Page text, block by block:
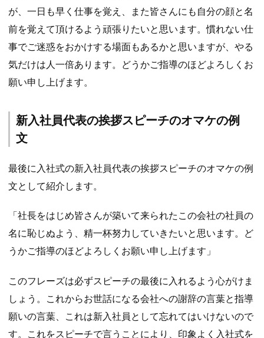
が、一日も早く仕事を覚え、また皆さんにも自分の顔と名
前を覚えて頂けるよう頑張りたいと思います。慣れない仕
事でご迷惑をおかけする場面もあるかと思いますが、やる
気だけは人一倍あります。どうかご指導のほどよろしくお
願い申し上げます。
新入社員代表の挨拶スピーチのオマケの例
文
最後に入社式の新入社員代表の挨拶スピーチのオマケの例
文として紹介します。
「社長をはじめ皆さんが築いて来られたこの会社の社員の
名に恥じぬよう、精一杯努力していきたいと思います。ど
うかご指導のほどよろしくお願い申し上げます」
このフレーズは必ずスピーチの最後に入れるよう心がけま
しょう。これからお世話になる会社への謝辞の言葉と指導
願いの言葉、これは新入社員として忘れてはいけないので
す。これをスピーチで言うことにより、印象よく入社式を